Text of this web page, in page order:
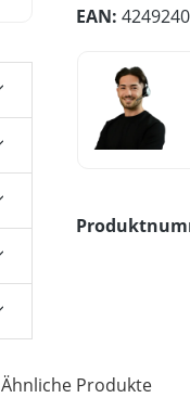
EAN:
Ähnliche Produkte